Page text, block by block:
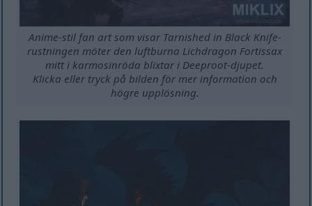
Anime-stil fan art som visar Tarnished in Black Knife-
rustningen möter den luftburna Lichdragon Fortissax
mitt i karmosinröda blixtar i Deeproot-djupet.
Klicka eller tryck på bilden för mer information och
högre upplösning.